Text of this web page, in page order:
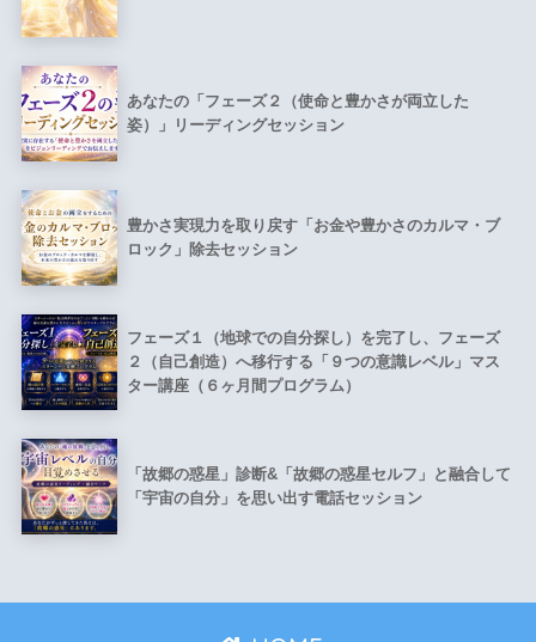
あなたの「フェーズ２（使命と豊かさが両立した
姿）」リーディングセッション
豊かさ実現力を取り戻す「お金や豊かさのカルマ・ブ
ロック」除去セッション
フェーズ１（地球での自分探し）を完了し、フェーズ
２（自己創造）へ移行する「９つの意識レベル」マス
ター講座（６ヶ月間プログラム）
「故郷の惑星」診断&「故郷の惑星セルフ」と融合して
「宇宙の自分」を思い出す電話セッション